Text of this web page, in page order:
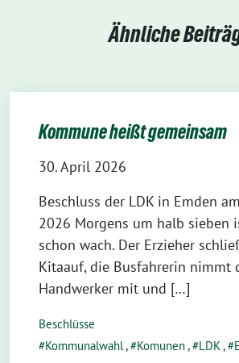
Ähnliche
Kommune heißt gemeinsam
30. April 2026
Beschluss der LDK in Emden
2026 Morgens um halb sieben
schon wach. Der Erzieher
Kitaauf, die Busfahrerin nimmt
Handwerker mit und […]
Beschlüsse
Kommunalwahl, Komunen, LDK,